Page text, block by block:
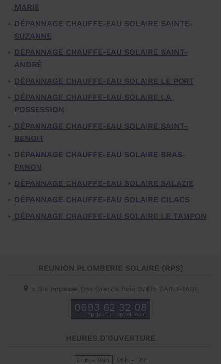
MARIE
DÉPANNAGE CHAUFFE-EAU SOLAIRE SAINTE-
SUZANNE
DÉPANNAGE CHAUFFE-EAU SOLAIRE SAINT-
ANDRÉ
DÉPANNAGE CHAUFFE-EAU SOLAIRE LE PORT
DÉPANNAGE CHAUFFE-EAU SOLAIRE LA
POSSESSION
DÉPANNAGE CHAUFFE-EAU SOLAIRE SAINT-
BENOIT
DÉPANNAGE CHAUFFE-EAU SOLAIRE BRAS-
PANON
DÉPANNAGE CHAUFFE-EAU SOLAIRE SALAZIE
DÉPANNAGE CHAUFFE-EAU SOLAIRE CILAOS
DÉPANNAGE CHAUFFE-EAU SOLAIRE LE TAMPON
REUNION PLOMBERIE SOLAIRE (RPS)
5 Bis Impasse Des Grands Bois 97435 SAINT-PAUL
0693 62 32 08
HEURES D'OUVERTURE
Lun - Ven 06h - 16h